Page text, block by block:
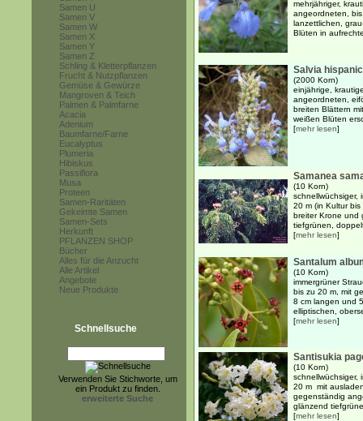
Samen U
Samen V
Samen W
Samen X
Samen Y
Samen Z
Schling & Kletterpflanzen
Frucht & Nutzpflanzen
Gemüse & Gewürze
Mangroven & Teich
Palmen & Palmfarne
Acacia
Adenium
Baumfarne/Farne
Eucalyptus
Plumeria
Hibiskus
Passiflora
Musa
Proteen
Samen-Raritäten
Gekeimte Samen
Samen-Sets
Herkunft
PFLANZEN SHOP
Bücher
Alles für die Anzucht
Alle Artikel
Angebote
Neue Produkte
Schnellsuche
Verwenden Sie Stichworte, um
ein Produkt zu finden.
erweiterte Suche
mehrjähriger,
angeordneten,
lanzettlichen,
Blüten in
Salvia
(2000 Korn)
einjährige,
angeordneten,
breiten Blättern
weißen Blüten
[mehr lesen]
Samanea
(10 Korn)
schnellwüchsiger,
20 m (in Kultur bis
breiter Krone und
tiefgrünen,
[mehr lesen]
Santalum
(10 Korn)
immergrüner
bis zu 20 m, mit
8 cm langen und
elliptischen,
[mehr lesen]
Santisukia
(10 Korn)
schnellwüchsiger,
20 m mit
gegenständig
glänzend
[mehr lesen]